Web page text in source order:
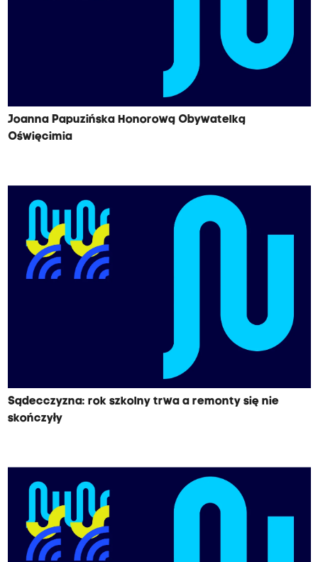
Joanna Papuzińska Honorową Obywatelką
Oświęcimia
Sądecczyzna: rok szkolny trwa a remonty się nie
skończyły